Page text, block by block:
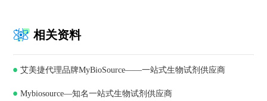
相关资料
艾美捷代理品牌MyBioSource——一站式生物试剂供应商
Mybiosource—知名一站式生物试剂供应商